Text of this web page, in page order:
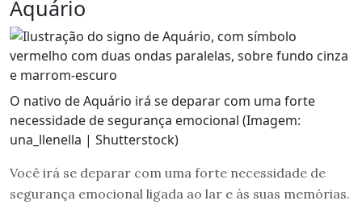
Aquário
O nativo de Aquário irá se deparar com uma forte
necessidade de segurança emocional (Imagem:
una_llenella | Shutterstock)
Você irá se deparar com uma forte necessidade de
segurança emocional ligada ao lar e às suas memórias.